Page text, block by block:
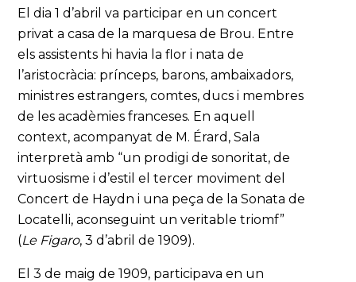
El dia 1 d’abril va participar en un concert
privat a casa de la marquesa de Brou. Entre
els assistents hi havia la flor i nata de
l’aristocràcia: prínceps, barons, ambaixadors,
ministres estrangers, comtes, ducs i membres
de les acadèmies franceses. En aquell
context, acompanyat de M. Érard, Sala
interpretà amb “un prodigi de sonoritat, de
virtuosisme i d’estil el tercer moviment del
Concert de Haydn i una peça de la Sonata de
Locatelli, aconseguint un veritable triomf”
(Le Figaro, 3 d’abril de 1909).
El 3 de maig de 1909, participava en un